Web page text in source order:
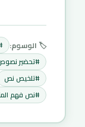
🏷️ الوسوم:
#تحضير
#تلخيص نص
#نص فهم